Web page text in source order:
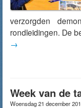
verzorgden
rondleidingen. De
→
Week van de
Woensdag 21 december